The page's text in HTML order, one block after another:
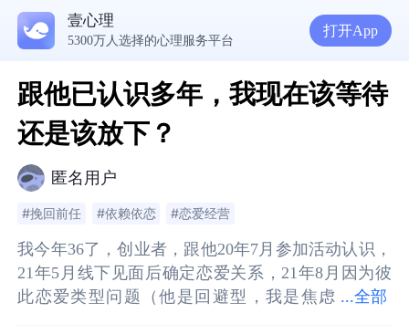
壹心理
5300万人选择的心理服务平台
打开App
跟他已认识多年，我现在该等待
还是该放下？
匿名用户
#挽回前任 #依赖依恋 #恋爱经营
...全部
我今年36了，创业者，跟他20年7月参加活动认识，
21年5月线下见面后确定恋爱关系，21年8月因为彼
此恋爱类型问题（他是回避型，我是焦虑
我今年36了，创业者，跟他20年7月参加活动认识，
21年5月线下见面后确定恋爱关系，21年8月因为彼
此恋爱类型问题（他是回避型，我是焦虑型）以及